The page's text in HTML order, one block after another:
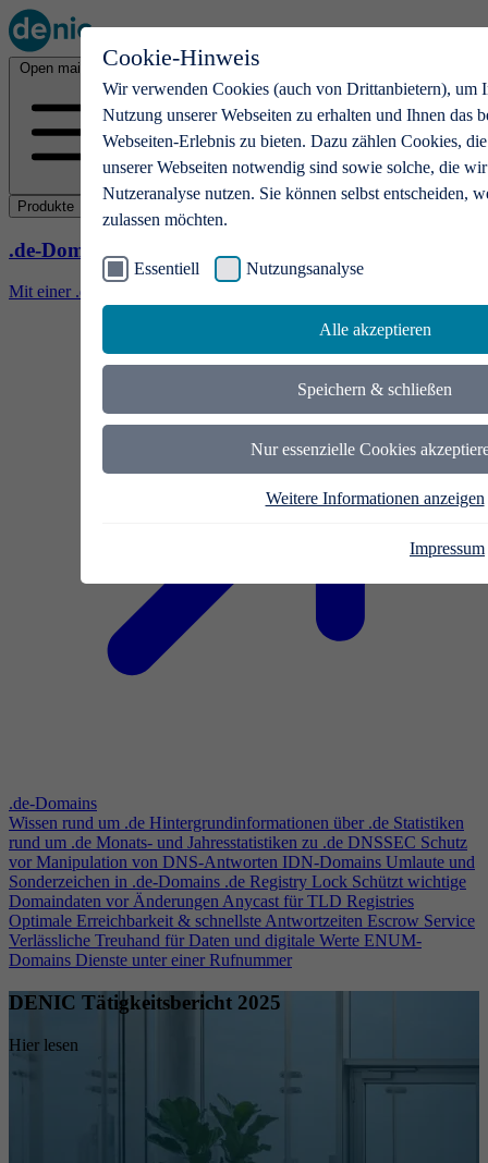
Cookie-Hinweis
Wir verwenden Cookies (auch von Drittanbietern), um
Nutzung unserer Webseiten zu erhalten und Ihnen das
Webseiten-Erlebnis zu bieten. Dazu zählen Cookies,
unserer Webseiten notwendig sind sowie solche, die
Nutzeranalyse nutzen. Sie können selbst entscheiden,
zulassen möchten.
Essentiell Nutzungsanalyse
Alle akzeptieren
Speichern & schließen
Nur essenzielle Cookies
Weitere Informationen anzeigen
Impressum
Open main menu
Produkte
.de-Domains
Mit einer .de-Domain erhalten Ideen eine Bühne
.de-Domains
Wissen rund um .de Hintergrundinformationen über .de Statistiken
rund um .de Monats- und Jahresstatistiken zu .de DNSSEC Schutz
vor Manipulation von DNS-Antworten IDN-Domains Umlaute und
Sonderzeichen in .de-Domains .de Registry Lock Schützt wichtige
Domaindaten vor ÄnderungenAnycast für TLD Registries
Optimale Erreichbarkeit & schnellste Antwortzeiten Escrow Service
Verlässliche Treuhand für Daten und digitale Werte ENUM-
Domains Dienste unter einer Rufnummer
DENIC Tätigkeitsbericht 2025
Hier lesen